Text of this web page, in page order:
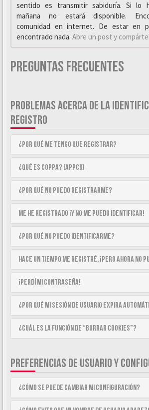
sentido es transmitir sabiduría. Si lo
mañana no estará disponible.
comunidad en internet. De estar en
encontrado nada. Abre un post y
Preguntas Frecuentes
PROBLEMAS ACERCA DE LA
REGISTRO
¿Por qué me tengo que registrar?
¿Qué es COPPA? (APPCO)
¿Por qué no puedo registrarme?
Me he registrado ¡y no me puedo identificar!
¿Por qué no puedo identificarme?
Hace un tiempo me registré, ¡pero ahora no
¡Perdí mi contraseña!
¿Por qué mi sesión de usuario expira
¿Cuál es la función de “Borrar cookies”?
PREFERENCIAS DE USUARIO Y
¿Cómo se puede cambiar mi configuración?